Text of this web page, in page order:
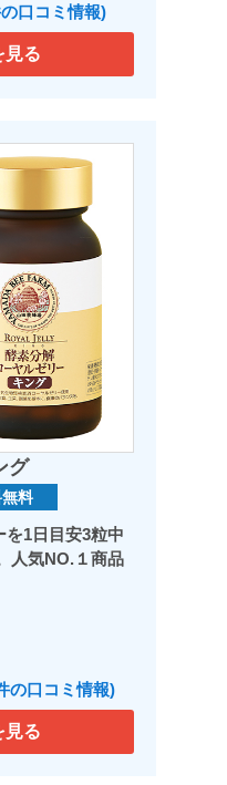
口コミ情報)
見る
グ
料
1日目安3粒中
人気NO.１商品
の口コミ情報)
見る